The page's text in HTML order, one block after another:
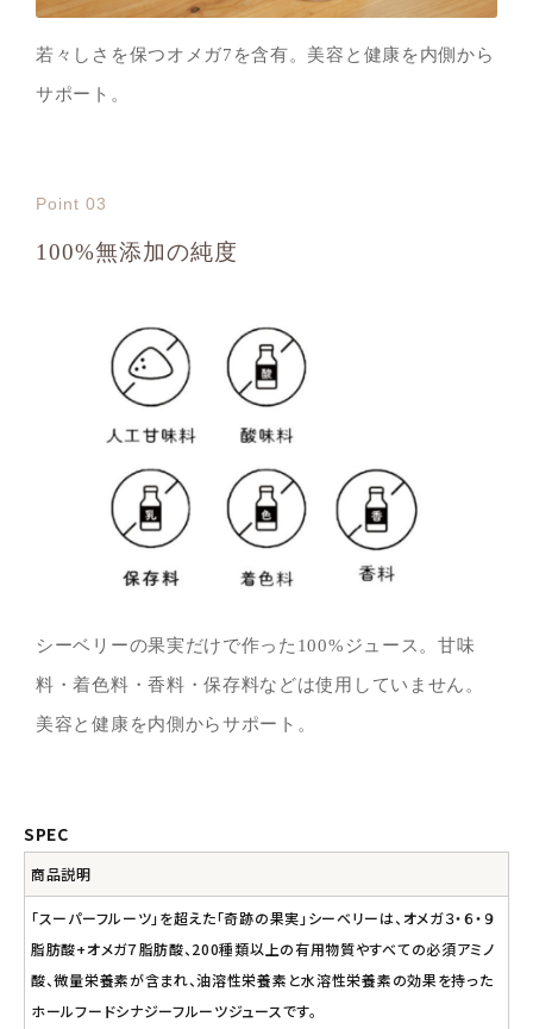
若々しさを保つオメガ7を含有。美容と健康を内側から
サポート。
Point 03
100%無添加の純度
シーベリーの果実だけで作った100%ジュース。甘味
料・着色料・香料・保存料などは使用していません。
美容と健康を内側からサポート。
SPEC
商品説明
「スーパーフルーツ」を超えた「奇跡の果実」シーベリーは、オメガ３・６・９
脂肪酸+オメガ７脂肪酸、200種類以上の有用物質やすべての必須アミノ
酸、微量栄養素が含まれ、油溶性栄養素と水溶性栄養素の効果を持った
ホールフードシナジーフルーツジュースです。